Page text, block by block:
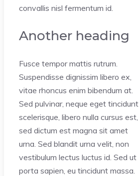
convallis nisl fermentum id.
Another heading
Fusce tempor mattis rutrum.
Suspendisse dignissim libero ex,
vitae rhoncus enim bibendum at.
Sed pulvinar, neque eget tincidunt
scelerisque, libero nulla cursus est,
sed dictum est magna sit amet
urna. Sed blandit urna velit, non
vestibulum lectus luctus id. Sed ut
porta sapien, eu tincidunt massa.